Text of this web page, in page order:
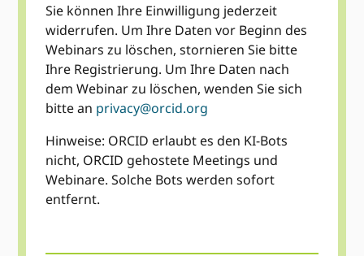
Sie können Ihre Einwilligung jederzeit
widerrufen. Um Ihre Daten vor Beginn des
Webinars zu löschen, stornieren Sie bitte
Ihre Registrierung. Um Ihre Daten nach
dem Webinar zu löschen, wenden Sie sich
bitte an privacy@orcid.org
Hinweise: ORCID erlaubt es den KI-Bots
nicht, ORCID gehostete Meetings und
Webinare. Solche Bots werden sofort
entfernt.